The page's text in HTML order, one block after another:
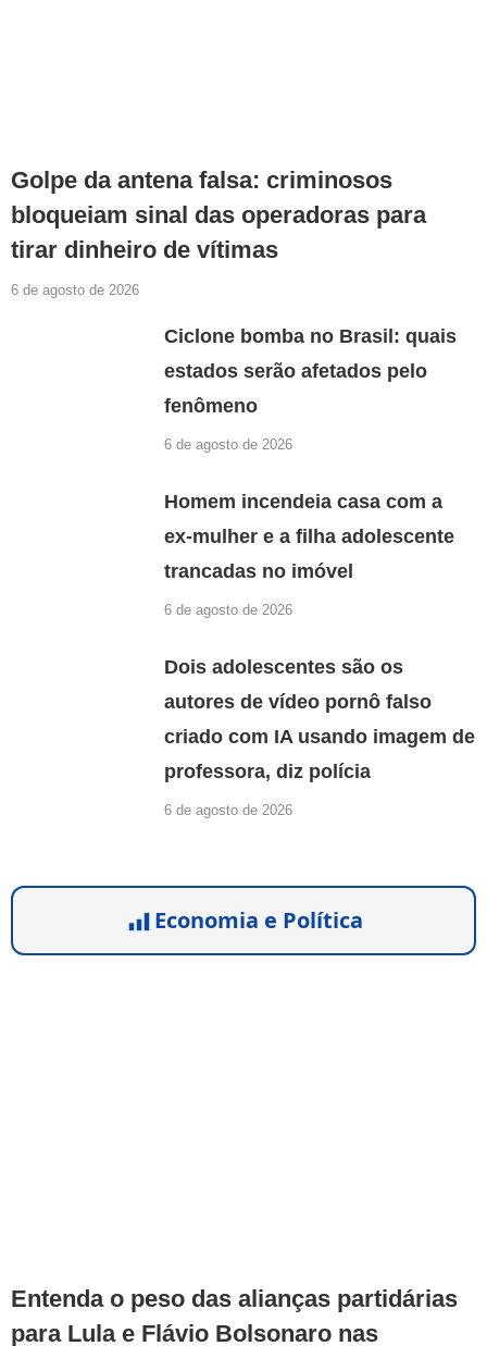
Golpe da antena falsa: criminosos
bloqueiam sinal das operadoras para
tirar dinheiro de vítimas
6 de agosto de 2026
Ciclone bomba no Brasil: quais
estados serão afetados pelo
fenômeno
6 de agosto de 2026
Homem incendeia casa com a
ex-mulher e a filha adolescente
trancadas no imóvel
6 de agosto de 2026
Dois adolescentes são os
autores de vídeo pornô falso
criado com IA usando imagem de
professora, diz polícia
6 de agosto de 2026
Economia e Política
Entenda o peso das alianças partidárias
para Lula e Flávio Bolsonaro nas